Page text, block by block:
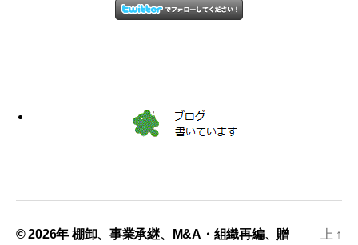
© 2026年 棚卸、事業承継、M&A・組織再編、贈
上 ↑